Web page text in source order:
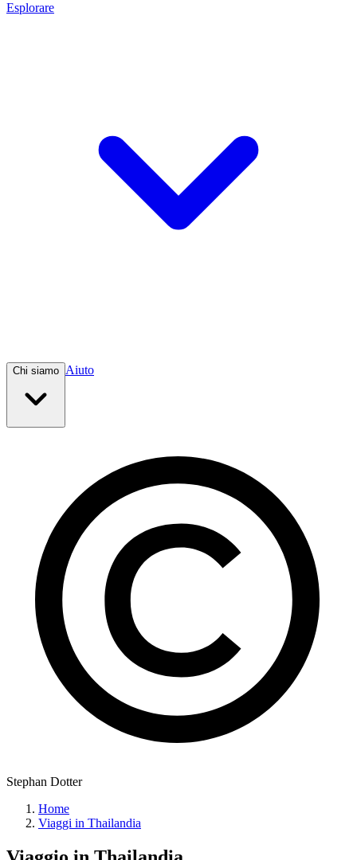
Esplorare
Chi siamo Aiuto
Stephan Dotter
Home
Viaggi in Thailandia